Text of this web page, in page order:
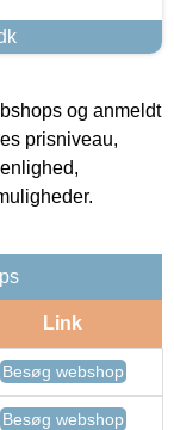
og anmeldt
prisniveau,
Link
Besøg webshop
Besøg webshop